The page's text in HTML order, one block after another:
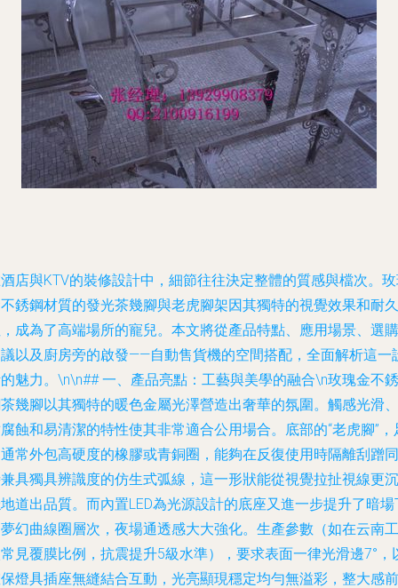
店與KTV的裝修設計中，細節往往決定整體的質感與檔次。
銹鋼材質的發光茶幾腳與老虎腳架因其獨特的視覺效果和耐久
成為了高端場所的寵兒。本文將從產品特點、應用場景、選購
以及廚房旁的啟發——自動售貨機的空間搭配，全面解析這一
魅力。\n\n## 一、產品亮點：工藝與美學的融合\n玫瑰金不銹
幾腳以其獨特的暖色金屬光澤營造出奢華的氛圍。觸感光滑、
蝕和易清潔的特性使其非常適合公用場合。底部的“老虎腳”，
常外包高硬度的橡膠或青銅圈，能夠在反復使用時隔離刮蹭同
具獨具辨識度的仿生式弧線，這一形狀能從視覺拉扯視線更沉
道出品質。而內置LED為光源設計的底座又進一步提升了暗場
幻曲線圈層次，夜場通透感大大強化。生產參數（如在云南工
見覆膜比例，抗震提升5級水準），要求表面一律光滑邊7°，
燈具插座無縫結合互動，光亮顯現穩定均勻無溢彩，整大感前